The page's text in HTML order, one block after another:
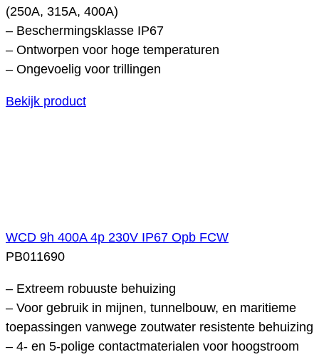
(250A, 315A, 400A)
– Beschermingsklasse IP67
– Ontworpen voor hoge temperaturen
– Ongevoelig voor trillingen
Bekijk product
WCD 9h 400A 4p 230V IP67 Opb FCW
PB011690
– Extreem robuuste behuizing
– Voor gebruik in mijnen, tunnelbouw, en maritieme
toepassingen vanwege zoutwater resistente behuizing
– 4- en 5-polige contactmaterialen voor hoogstroom